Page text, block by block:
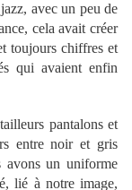
avec un peu de
cela avait créer
toujours chiffres et
qui avaient enfin
pantalons et
entre noir et gris
avons un uniforme
lié à notre image,